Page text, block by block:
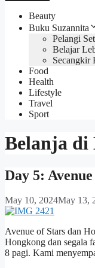
Beauty
Buku Suzannita
Pelangi
Belajar
Secangkir
Food
Health
Lifestyle
Travel
Sport
Belanja di
Day 5:
May 10, 2024May 13,
Avenue of Stars dan
Hongkong dan segala
8 pagi. Kami